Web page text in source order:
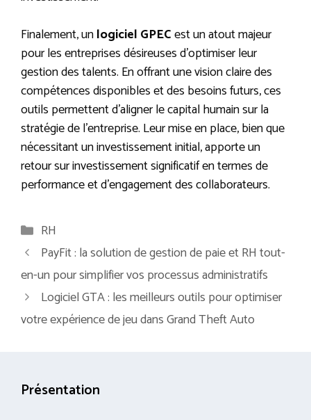
Finalement, unlogiciel GPECest un atout majeur
pour les entreprises désireuses d’optimiser leur
gestion des talents. En offrant une vision claire des
compétences disponibles et des besoins futurs, ces
outils permettent d’aligner le capital humain sur la
stratégie de l’entreprise. Leur mise en place, bien que
nécessitant un investissement initial, apporte un
retour sur investissement significatif en termes de
performance et d’engagement des collaborateurs.
Catégories
RH
PayFit : la solution de gestion de paie et RH tout-
en-un pour simplifier vos processus administratifs
Logiciel GTA : les meilleurs outils pour optimiser
votre expérience de jeu dans Grand Theft Auto
Présentation